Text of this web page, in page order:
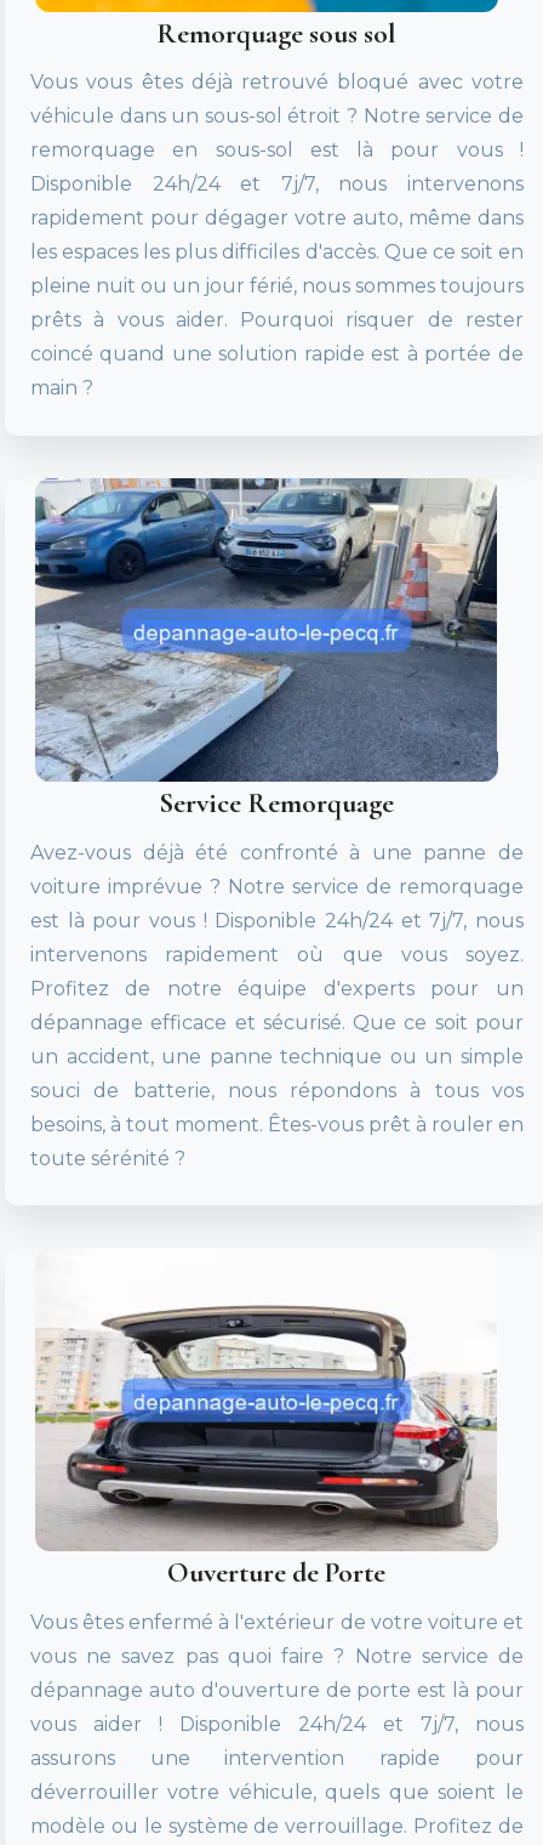
Remorquage sous sol
Vous vous êtes déjà retrouvé bloqué avec votre
véhicule dans un sous-sol étroit ? Notre service de
remorquage en sous-sol est là pour vous !
Disponible 24h/24 et 7j/7, nous intervenons
rapidement pour dégager votre auto, même dans
les espaces les plus difficiles d'accès. Que ce soit en
pleine nuit ou un jour férié, nous sommes toujours
prêts à vous aider. Pourquoi risquer de rester
coincé quand une solution rapide est à portée de
main ?
Service Remorquage
Avez-vous déjà été confronté à une panne de
voiture imprévue ? Notre service de remorquage
est là pour vous ! Disponible 24h/24 et 7j/7, nous
intervenons rapidement où que vous soyez.
Profitez de notre équipe d'experts pour un
dépannage efficace et sécurisé. Que ce soit pour
un accident, une panne technique ou un simple
souci de batterie, nous répondons à tous vos
besoins, à tout moment. Êtes-vous prêt à rouler en
toute sérénité ?
Ouverture de Porte
Vous êtes enfermé à l'extérieur de votre voiture et
vous ne savez pas quoi faire ? Notre service de
dépannage auto d'ouverture de porte est là pour
vous aider ! Disponible 24h/24 et 7j/7, nous
assurons une intervention rapide pour
déverrouiller votre véhicule, quels que soient le
modèle ou le système de verrouillage. Profitez de